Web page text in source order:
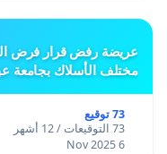
عريضة رفض قرار فرض
مختلف الأسلاك بجامعة
73 توقيع
73 التوقيعات / 12 أشهر
6 Nov 2025